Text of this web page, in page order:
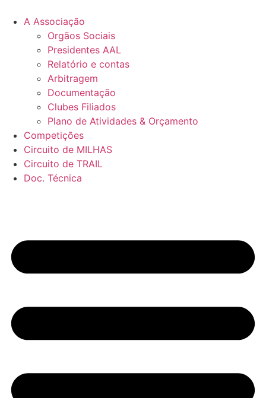
para
conteúdo
A Associação
Orgãos Sociais
Presidentes AAL
Relatório e contas
Arbitragem
Documentação
Clubes Filiados
Plano de Atividades & Orçamento
Competições
Circuito de MILHAS
Circuito de TRAIL
Doc. Técnica